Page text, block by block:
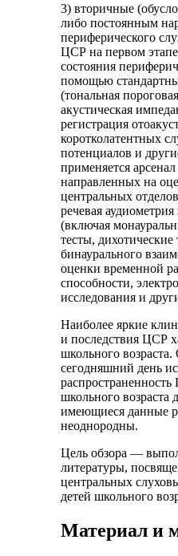
3) вторичные
либо постоянным
периферического
ЦСР на первом
состояния
помощью
(тональная
акустическая
регистрация
коротколатентных
потенциалов и
применяется арсенал
направленных на
центральных
речевая
(включая
тесты, дихотические
бинаурального
оценки временной
способности,
исследования и
Наиболее яркие
и последствия ЦСР
школьного возраста.
сегодняшний день
школьного возраста
имеющиеся данные
неоднородны.
Цель обзора —
литературы,
центральных
детей школьного
Материал и